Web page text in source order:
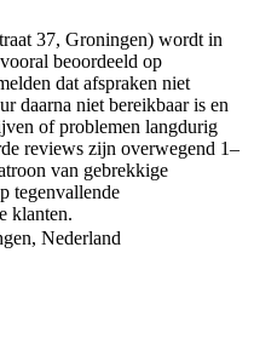
37, Groningen) wordt in
beoordeeld op
dat afspraken niet
daarna niet bereikbaar is en
of problemen langdurig
reviews zijn overwegend 1–
van gebrekkige
tegenvallende
klanten.
Nederland